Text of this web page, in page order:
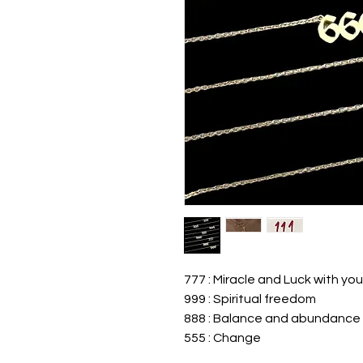
777 : Miracle and Luck with you
999 : Spiritual freedom
888 : Balance and abundance
555 : Change